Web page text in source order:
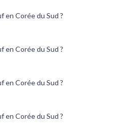
en Corée du Sud ?
en Corée du Sud ?
en Corée du Sud ?
en Corée du Sud ?